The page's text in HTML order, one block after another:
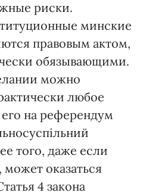
риски.
минские
правовым актом,
обязывающими.
можно
любое
на референдум
того, даже если
может оказаться
4 закона